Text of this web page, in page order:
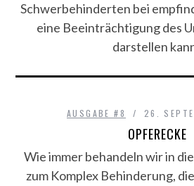
Schwerbehinderten bei
eine Beeinträchtigung des
darstellen
AUSGABE #8 26.
OPFERECKE
Wie immer behandeln wir in
zum Komplex Behinderung,